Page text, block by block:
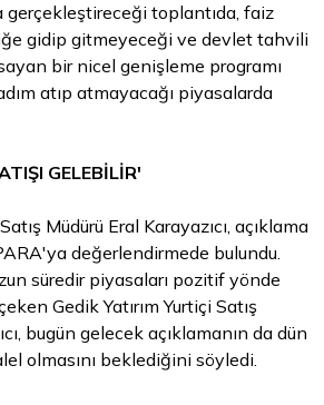
toplantıda, faiz
gidip gitmeyeceği ve devlet tahvili
bir nicel genişleme programı
atıp atmayacağı piyasalarda
GELEBİLİR'
Müdürü Eral Karayazıcı, açıklama
değerlendirmede bulundu.
süredir piyasaları pozitif yönde
Gedik Yatırım Yurtiçi Satış
bugün gelecek açıklamanın da dün
olmasını beklediğini söyledi.